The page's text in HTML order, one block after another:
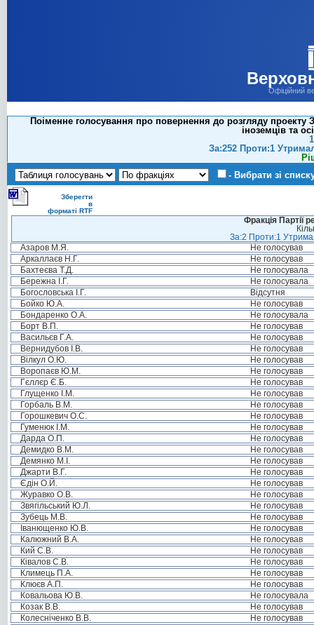
Офіційний
Поіменне голосування про повернення до розгляду проекту
іноземців та
За:252 Проти:1
- Вибрати зі
Зберегти
в
форматі RTF
Фракція Партії
За:2 Проти:1
Азаров М.Я.
Не голосував
Аркаллаєв Н.Г.
Не голосував
Бахтеєва Т.Д.
Не голосувала
Бережна І.Г.
Не голосувала
Богословська І.Г.
Відсутня
Бойко Ю.А.
Не голосував
Бондаренко О.А.
Не голосувала
Борт В.П.
Не голосував
Васильєв Г.А.
Не голосував
Вернидубов І.В.
Не голосував
Вілкул О.Ю.
Не голосував
Воропаєв Ю.М.
Не голосував
Гєллєр Є.Б.
Не голосував
Глущенко І.М.
Не голосував
Горбаль В.М.
Не голосував
Горошкевич О.С.
Не голосував
Гуменюк І.М.
Не голосував
Дарда О.П.
Не голосував
Демидко В.М.
Не голосував
Демянко М.І.
Не голосував
Джарти В.Г.
Не голосував
Єдін О.Й.
Не голосував
Журавко О.В.
Не голосував
Звягільський Ю.Л.
Не голосував
Зубець М.В.
Не голосував
Іванющенко Ю.В.
Не голосував
Калюжний В.А.
Не голосував
Кий С.В.
Не голосував
Ківалов С.В.
Не голосував
Климець П.А.
Не голосував
Клюєв А.П.
Не голосував
Ковальова Ю.В.
Не голосувала
Козак В.В.
Не голосував
Колесніченко В.В.
Не голосував